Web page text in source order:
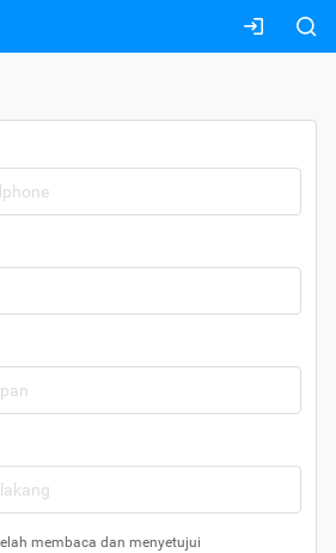
membaca dan menyetujui